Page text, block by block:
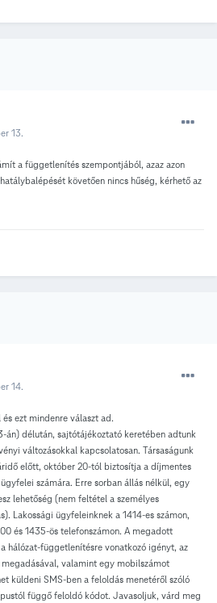
13.
a függetlenítés szempontjából, azaz azon
követően nincs hűség, kérhető az
14.
ezt mindenre választ ad.
án) délután, sajtótájékoztató keretében adtunk
változásokkal kapcsolatosan. Társaságunk
előtt, október 20-tól biztosítja a díjmentes
számára. Erre sorban állás nélkül, egy
lehetőség (nem feltétel a személyes
Lakossági ügyfeleinknek a 1414-es számon,
és 1435-ös telefonszámon. A megadott
hálózat-függetlenítésre vonatkozó igényt, az
valamint egy mobilszámot
küldeni SMS-ben a feloldás menetéről szóló
függő feloldó kódot. Javasoljuk, várd meg